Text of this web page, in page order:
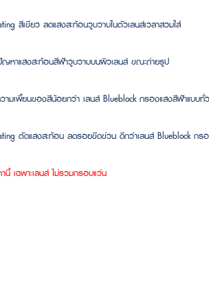
สีเขียว ลดแสงสะท้อนวูบวาบในตัวเลนส์เวลาสวมใส่
หาแสงสะท้อนสีฟ้าวูบวาบบนผิวเลนส์ ขณะถ่ายรูป
ามเพี้ยนของสีน้อยกว่า เลนส์ Blueblock กรองแสงสีฟ้าแบบทั่
ตัดแสงสะท้อน ลดรอยขีดข่วน ดีกว่าเลนส์ Blueblock กร
นี้ เฉพาะเลนส์ ไม่รวมกรอบแว่น